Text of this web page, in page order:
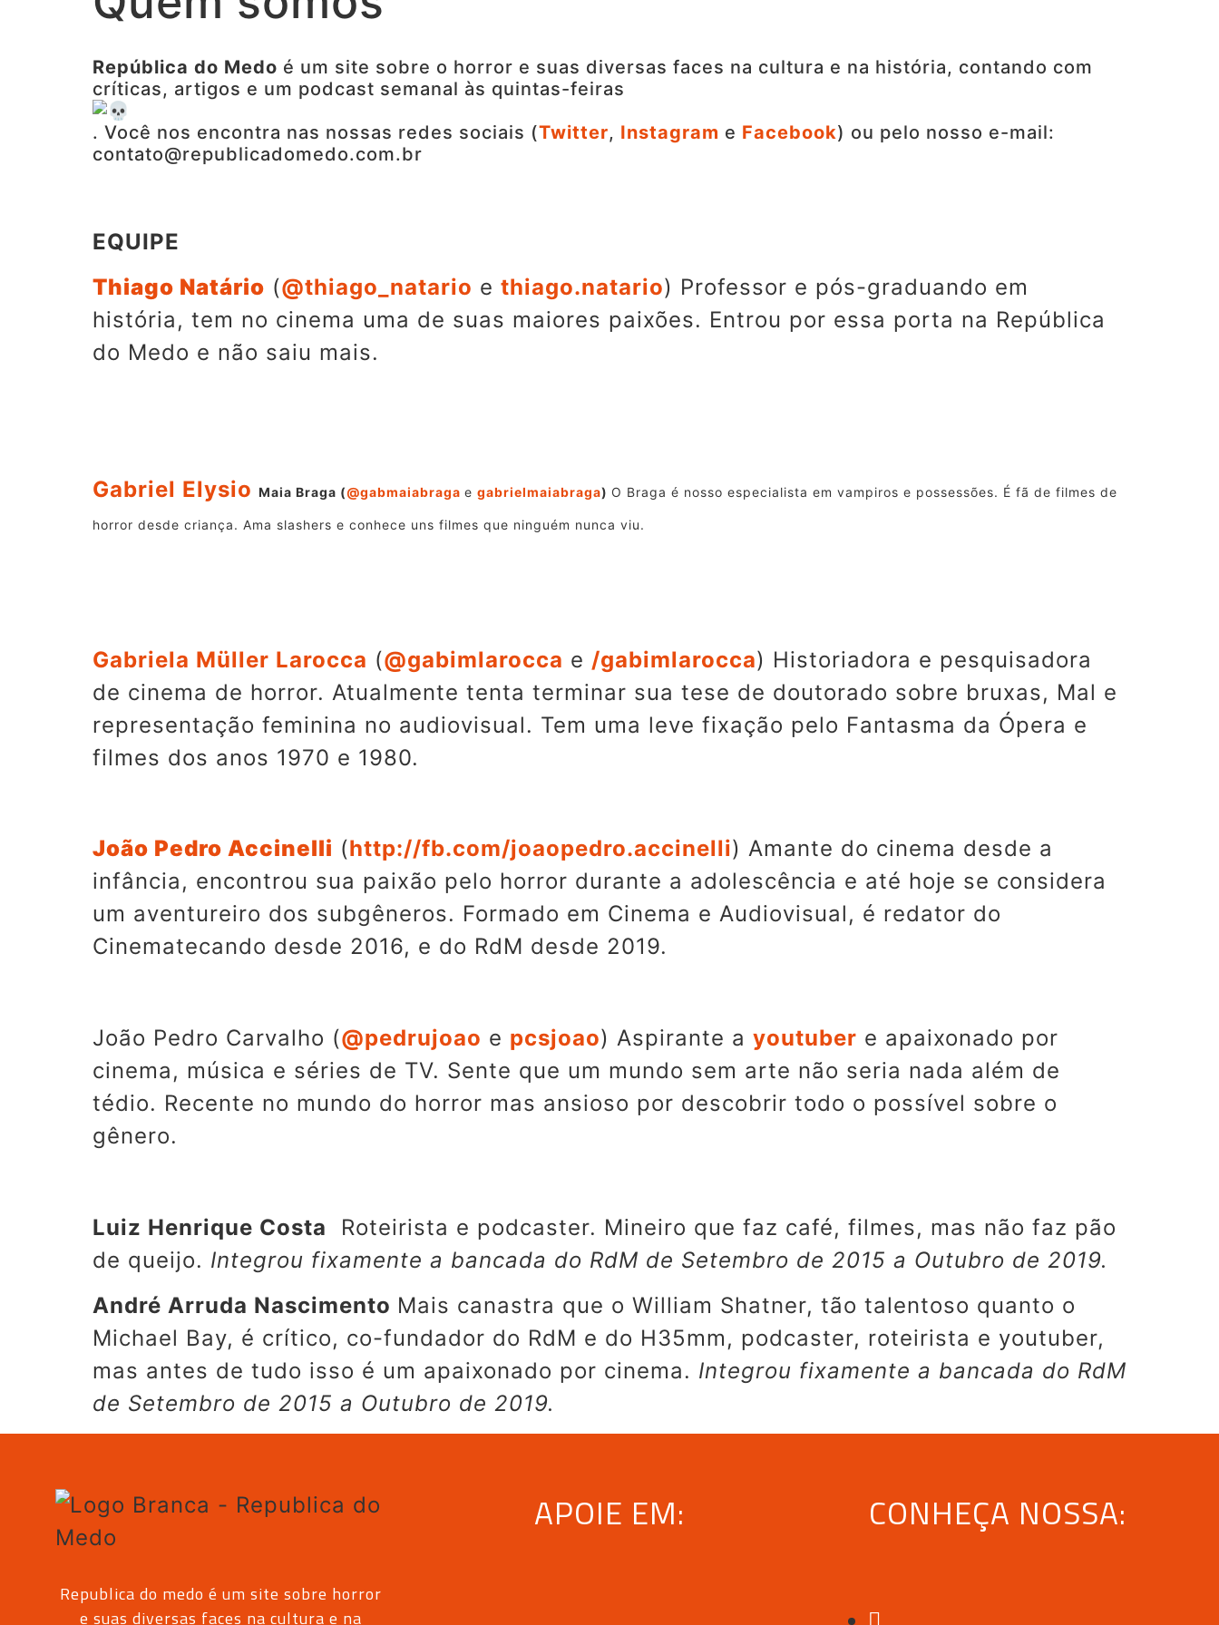
República do Medo é um site sobre o horror e suas diversas faces na cultura e na história, contando com
críticas, artigos e um podcast semanal às quintas-feiras
. Você nos encontra nas nossas redes sociais (Twitter, Instagram e Facebook) ou pelo nosso e-mail:
contato@republicadomedo.com.br
EQUIPE
Thiago Natário (@thiago_natario e thiago.natario) Professor e pós-graduando em
história, tem no cinema uma de suas maiores paixões. Entrou por essa porta na República
do Medo e não saiu mais.
Gabriel Elysio Maia Braga (@gabmaiabraga e gabrielmaiabraga) O Braga é nosso especialista em vampiros e possessões. É fã de filmes de
horror desde criança. Ama slashers e conhece uns filmes que ninguém nunca viu.
Gabriela Müller Larocca (@gabimlarocca e /gabimlarocca) Historiadora e pesquisadora
de cinema de horror. Atualmente tenta terminar sua tese de doutorado sobre bruxas, Mal e
representação feminina no audiovisual. Tem uma leve fixação pelo Fantasma da Ópera e
filmes dos anos 1970 e 1980.
João Pedro Accinelli (http://fb.com/joaopedro.accinelli) Amante do cinema desde a
infância, encontrou sua paixão pelo horror durante a adolescência e até hoje se considera
um aventureiro dos subgêneros. Formado em Cinema e Audiovisual, é redator do
Cinematecando desde 2016, e do RdM desde 2019.
João Pedro Carvalho (@pedrujoao e pcsjoao) Aspirante a youtuber e apaixonado por
cinema, música e séries de TV. Sente que um mundo sem arte não seria nada além de
tédio. Recente no mundo do horror mas ansioso por descobrir todo o possível sobre o
gênero.
Luiz Henrique Costa Roteirista e podcaster. Mineiro que faz café, filmes, mas não faz pão
de queijo. Integrou fixamente a bancada do RdM de Setembro de 2015 a Outubro de 2019.
André Arruda Nascimento Mais canastra que o William Shatner, tão talentoso quanto o
Michael Bay, é crítico, co-fundador do RdM e do H35mm, podcaster, roteirista e youtuber,
mas antes de tudo isso é um apaixonado por cinema. Integrou fixamente a bancada do RdM
de Setembro de 2015 a Outubro de 2019.
Republica do medo é um site sobre horror
e suas diversas faces na cultura e na
APOIE EM: CONHEÇA NOSSA: